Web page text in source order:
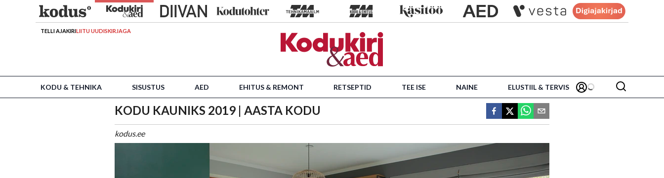
TELLI AJAKIRILIITU UUDISKIRJAGA
KODU & TEHNIKA SISUSTUS AED EHITUS & REMONT RETSEPTID TEE ISE NAINE ELUSTIIL & TERVIS
KODU KAUNIKS 2019 | AASTA KODU
kodus.ee